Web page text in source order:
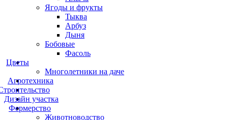
Ягоды и фрукты
Тыква
Арбуз
Дыня
Бобовые
Фасоль
Цветы
Многолетники на даче
Агротехника
Дизайн участка
Фермерство
Животноводство